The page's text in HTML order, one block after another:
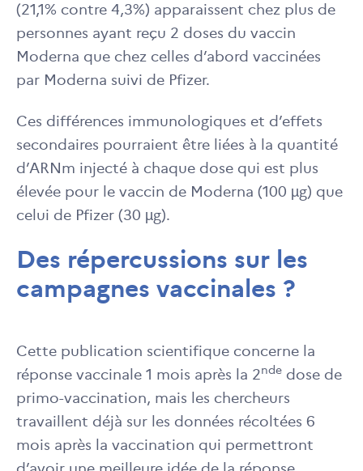
(21,1% contre 4,3%) apparaissent chez plus de
personnes ayant reçu 2 doses du vaccin
Moderna que chez celles d’abord vaccinées
par Moderna suivi de Pfizer.
Ces différences immunologiques et d’effets
secondaires pourraient être liées à la quantité
d’ARNm injecté à chaque dose qui est plus
élevée pour le vaccin de Moderna (100 µg) que
celui de Pfizer (30 µg).
Des répercussions sur les
campagnes vaccinales ?
Cette publication scientifique concerne la
réponse vaccinale 1 mois après la 2nde dose de
primo-vaccination, mais les chercheurs
travaillent déjà sur les données récoltées 6
mois après la vaccination qui permettront